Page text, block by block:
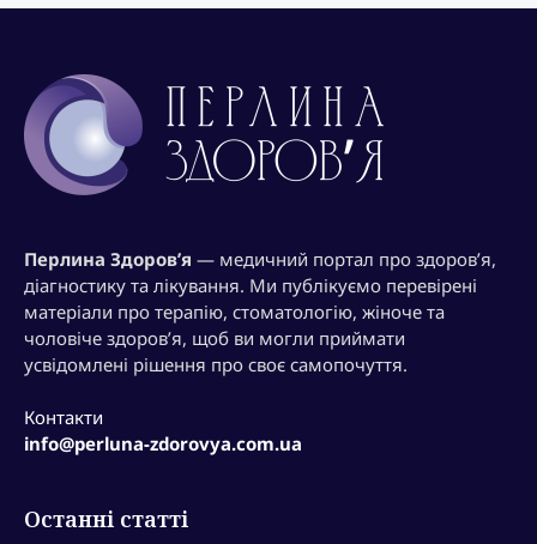
Перлина Здоров’я — медичний портал про здоров’я,
діагностику та лікування. Ми публікуємо перевірені
матеріали про терапію, стоматологію, жіноче та
чоловіче здоров’я, щоб ви могли приймати
усвідомлені рішення про своє самопочуття.
Контакти
info@perluna-zdorovya.com.ua
Останні статті